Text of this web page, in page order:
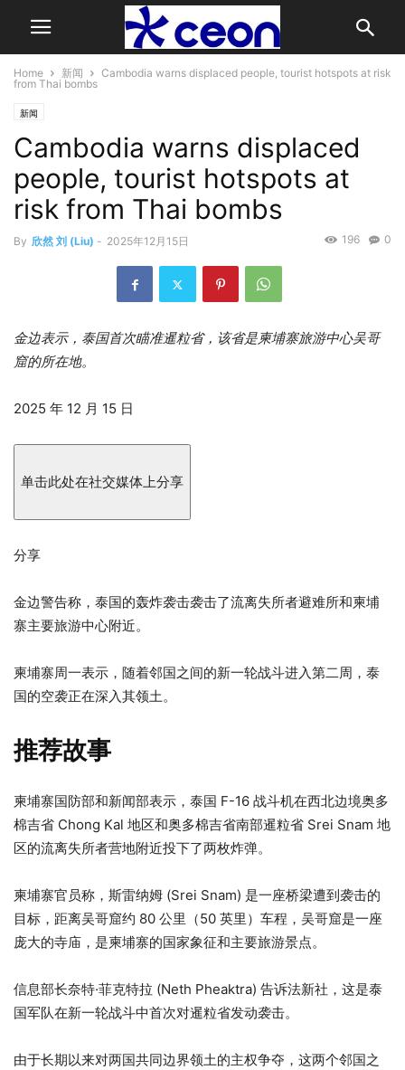
Home 新闻
Cambodia warns displaced people, tourist hotspots at risk
from Thai bombs
新闻
Cambodia warns displaced
people, tourist hotspots at
risk from Thai bombs
By 欣然 刘 (Liu) - 2025年12月15日 0
196
金边表示，泰国首次瞄准暹粒省，该省是柬埔寨旅游中心吴哥
窟的所在地。
发
2025
12
月
日
2025 年 12 月 15 日
单击此处在社交媒体上分享
分享
金边警告称，泰国的轰炸袭击袭击了流离失所者避难所和柬埔
寨主要旅游中心附近。
柬埔寨周一表示，随着邻国之间的新一轮战斗进入第二周，泰
国的空袭正在深入其领土。
推荐故事
4
项
清
列
表
末
柬埔寨国防部和新闻部表示，泰国 F-16 战斗机在西北边境奥多
棉吉省 Chong Kal 地区和奥多棉吉省南部暹粒省 Srei Snam 地
区的流离失所者营地附近投下了两枚炸弹。
柬埔寨官员称，斯雷纳姆 (Srei Snam) 是一座桥梁遭到袭击的
目标，距离吴哥窟约 80 公里（50 英里）车程，吴哥窟是一座
庞大的寺庙，是柬埔寨的国家象征和主要旅游景点。
信息部长奈特·菲克特拉 (Neth Pheaktra) 告诉法新社，这是泰
国军队在新一轮战斗中首次对暹粒省发动袭击。
由于长期以来对两国共同边界领土的主权争夺，这两个邻国之